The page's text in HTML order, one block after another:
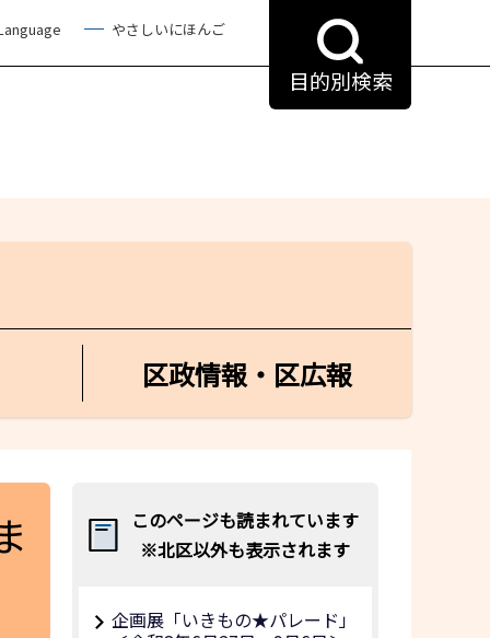
やさしいにほんご
目的別検索
区政情報・区広報
このページも読まれています
※北区以外も表示されます
企画展「いきもの★パレード」